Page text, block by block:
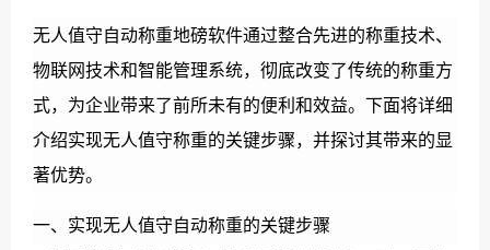
无人值守自动称重地磅软件通过整合先进的称重技术、
物联网技术和智能管理系统，彻底改变了传统的称重方
式，为企业带来了前所未有的便利和效益。下面将详细
介绍实现无人值守称重的关键步骤，并探讨其带来的显
著优势。
一、实现无人值守自动称重的关键步骤